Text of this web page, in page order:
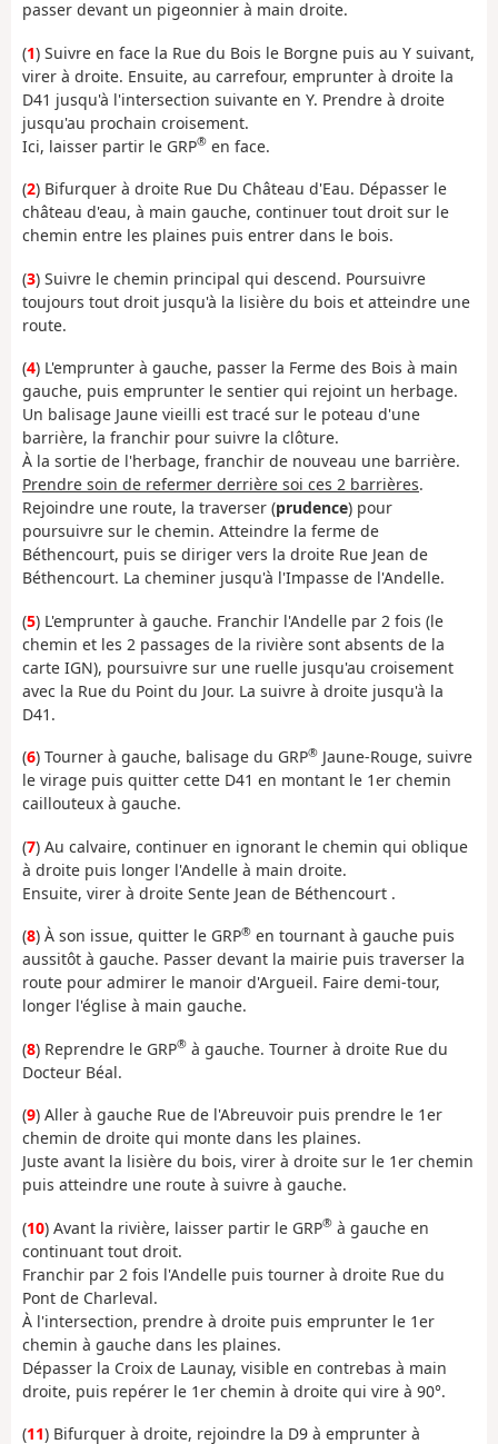
passer devant un pigeonnier à main droite.
(1) Suivre en face la Rue du Bois le Borgne puis au Y suivant,
virer à droite. Ensuite, au carrefour, emprunter à droite la
D41 jusqu'à l'intersection suivante en Y. Prendre à droite
jusqu'au prochain croisement.
Ici, laisser partir le GRP® en face.
(2) Bifurquer à droite Rue Du Château d'Eau. Dépasser le
château d'eau, à main gauche, continuer tout droit sur le
chemin entre les plaines puis entrer dans le bois.
(3) Suivre le chemin principal qui descend. Poursuivre
toujours tout droit jusqu'à la lisière du bois et atteindre une
route.
(4) L'emprunter à gauche, passer la Ferme des Bois à main
gauche, puis emprunter le sentier qui rejoint un herbage.
Un balisage Jaune vieilli est tracé sur le poteau d'une
barrière, la franchir pour suivre la clôture.
À la sortie de l'herbage, franchir de nouveau une barrière.
Prendre soin de refermer derrière soi ces 2 barrières.
Rejoindre une route, la traverser (prudence) pour
poursuivre sur le chemin. Atteindre la ferme de
Béthencourt, puis se diriger vers la droite Rue Jean de
Béthencourt. La cheminer jusqu'à l'Impasse de l'Andelle.
(5) L'emprunter à gauche. Franchir l'Andelle par 2 fois (le
chemin et les 2 passages de la rivière sont absents de la
carte IGN), poursuivre sur une ruelle jusqu'au croisement
avec la Rue du Point du Jour. La suivre à droite jusqu'à la
D41.
(6) Tourner à gauche, balisage du GRP® Jaune-Rouge, suivre
le virage puis quitter cette D41 en montant le 1er chemin
caillouteux à gauche.
(7) Au calvaire, continuer en ignorant le chemin qui oblique
à droite puis longer l'Andelle à main droite.
Ensuite, virer à droite Sente Jean de Béthencourt .
(8) À son issue, quitter le GRP® en tournant à gauche puis
aussitôt à gauche. Passer devant la mairie puis traverser la
route pour admirer le manoir d'Argueil. Faire demi-tour,
longer l'église à main gauche.
(8) Reprendre le GRP® à gauche. Tourner à droite Rue du
Docteur Béal.
(9) Aller à gauche Rue de l'Abreuvoir puis prendre le 1er
chemin de droite qui monte dans les plaines.
Juste avant la lisière du bois, virer à droite sur le 1er chemin
puis atteindre une route à suivre à gauche.
(10) Avant la rivière, laisser partir le GRP® à gauche en
continuant tout droit.
Franchir par 2 fois l'Andelle puis tourner à droite Rue du
Pont de Charleval.
À l'intersection, prendre à droite puis emprunter le 1er
chemin à gauche dans les plaines.
Dépasser la Croix de Launay, visible en contrebas à main
droite, puis repérer le 1er chemin à droite qui vire à 90°.
(11) Bifurquer à droite, rejoindre la D9 à emprunter à